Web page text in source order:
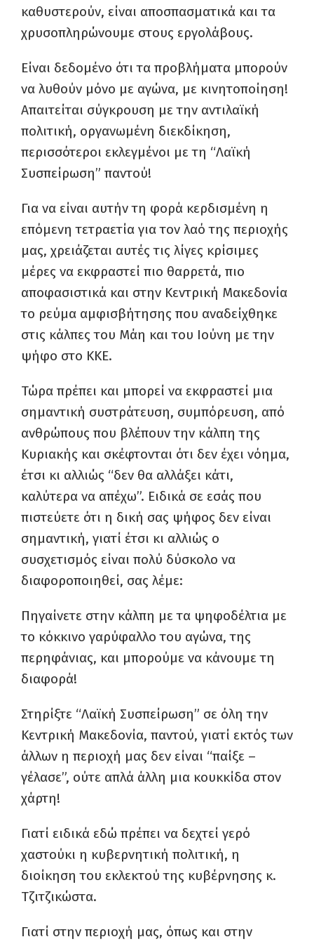
καθυστερούν, είναι αποσπασματικά και τα
χρυσοπληρώνουμε στους εργολάβους.
Είναι δεδομένο ότι τα προβλήματα μπορούν
να λυθούν μόνο με αγώνα, με κινητοποίηση!
Απαιτείται σύγκρουση με την αντιλαϊκή
πολιτική, οργανωμένη διεκδίκηση,
περισσότεροι εκλεγμένοι με τη “Λαϊκή
Συσπείρωση” παντού!
Για να είναι αυτήν τη φορά κερδισμένη η
επόμενη τετραετία για τον λαό της περιοχής
μας, χρειάζεται αυτές τις λίγες κρίσιμες
μέρες να εκφραστεί πιο θαρρετά, πιο
αποφασιστικά και στην Κεντρική Μακεδονία
το ρεύμα αμφισβήτησης που αναδείχθηκε
στις κάλπες του Μάη και του Ιούνη με την
ψήφο στο ΚΚΕ.
Τώρα πρέπει και μπορεί να εκφραστεί μια
σημαντική συστράτευση, συμπόρευση, από
ανθρώπους που βλέπουν την κάλπη της
Κυριακής και σκέφτονται ότι δεν έχει νόημα,
έτσι κι αλλιώς “δεν θα αλλάξει κάτι,
καλύτερα να απέχω”. Ειδικά σε εσάς που
πιστεύετε ότι η δική σας ψήφος δεν είναι
σημαντική, γιατί έτσι κι αλλιώς ο
συσχετισμός είναι πολύ δύσκολο να
διαφοροποιηθεί, σας λέμε:
Πηγαίνετε στην κάλπη με τα ψηφοδέλτια με
το κόκκινο γαρύφαλλο του αγώνα, της
περηφάνιας, και μπορούμε να κάνουμε τη
διαφορά!
Στηρίξτε “Λαϊκή Συσπείρωση” σε όλη την
Κεντρική Μακεδονία, παντού, γιατί εκτός των
άλλων η περιοχή μας δεν είναι “παίξε –
γέλασε”, ούτε απλά άλλη μια κουκκίδα στον
χάρτη!
Γιατί ειδικά εδώ πρέπει να δεχτεί γερό
χαστούκι η κυβερνητική πολιτική, η
διοίκηση του εκλεκτού της κυβέρνησης κ.
Τζιτζικώστα.
Γιατί στην περιοχή μας, όπως και στην